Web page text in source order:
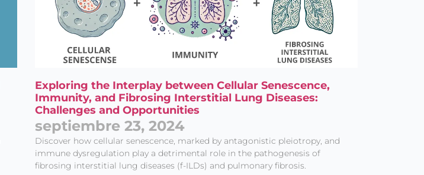
Exploring the Interplay between Cellular Senescence,
Immunity, and Fibrosing Interstitial Lung Diseases:
Challenges and Opportunities
septiembre 23, 2024
Discover how cellular senescence, marked by antagonistic pleiotropy, and
immune dysregulation play a detrimental role in the pathogenesis of
fibrosing interstitial lung diseases (f-ILDs) and pulmonary fibrosis.